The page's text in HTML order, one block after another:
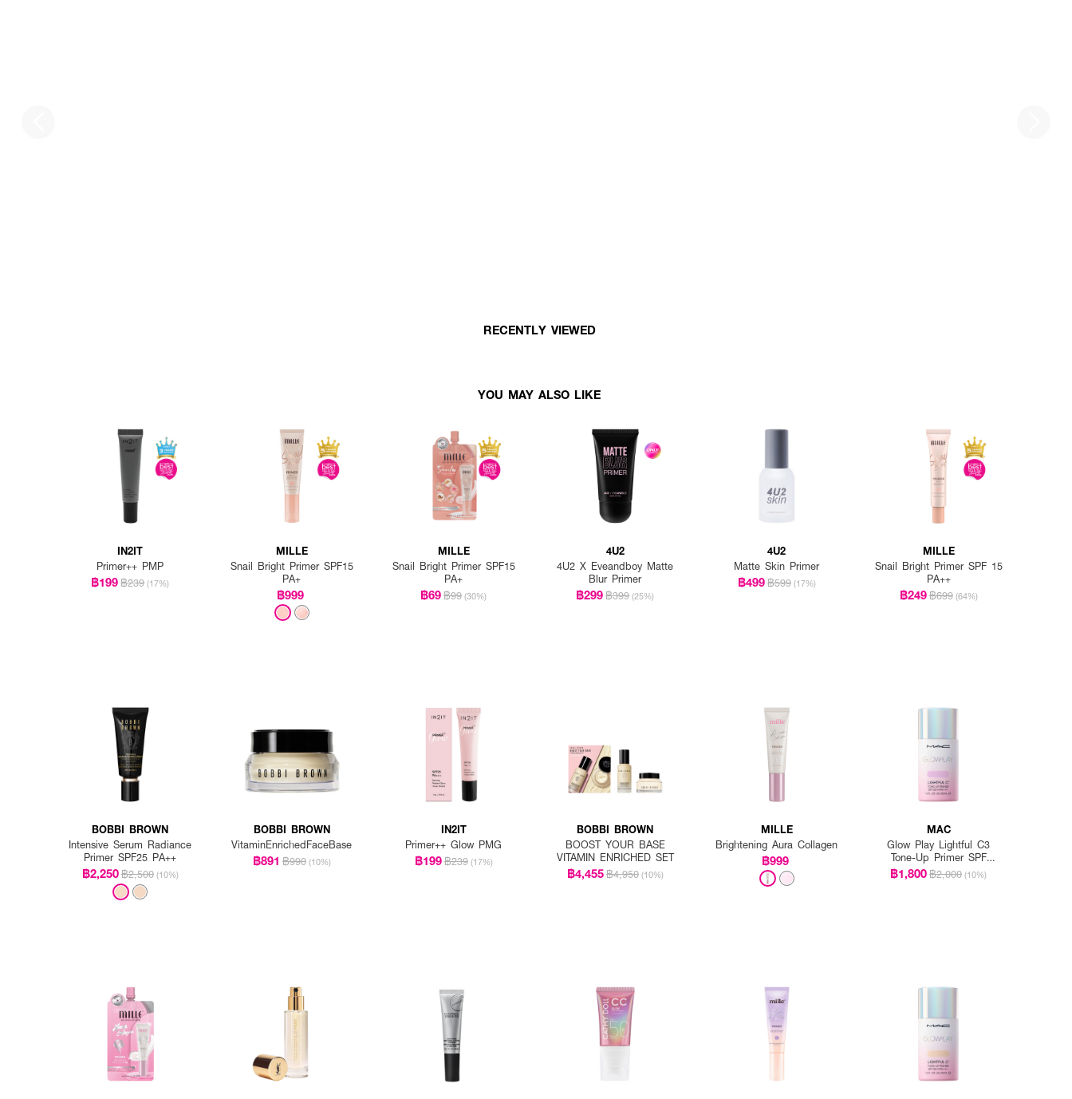
RECENTLY VIEWED
YOU MAY ALSO LIKE
IN2IT
Primer++ PMP
฿199฿239 (17%)
MILLE
Snail Bright Primer SPF15
PA+
฿999
MILLE
Snail Bright Primer SPF15
PA+
฿69฿99 (30%)
4U2
4U2 X Eveandboy Matte
Blur Primer
฿299฿399 (25%)
4U2
Matte Skin Primer
฿499฿599 (17%)
MILLE
Snail Bright Primer SPF 15
PA++
฿249฿699 (64%)
BOBBI BROWN
Intensive Serum Radiance
Primer SPF25 PA++
฿2,250฿2,500 (10%)
BOBBI BROWN
VitaminEnrichedFaceBase
฿891 ฿990 (10%)
IN2IT
Primer++ Glow PMG
฿199฿239 (17%)
BOBBI BROWN
BOOST YOUR BASE
VITAMIN ENRICHED SET
฿4,455฿4,950 (10%)
MILLE
Brightening Aura Collagen
฿999
MAC
Glow Play Lightful C3
Tone-Up Primer SPF
50+/PA+++
฿1,800฿2,000 (10%)